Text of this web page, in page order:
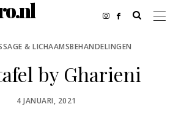
& LICHAAMSBEHANDELINGEN
by Gharieni
POSTED
4 JANUARI, 2021